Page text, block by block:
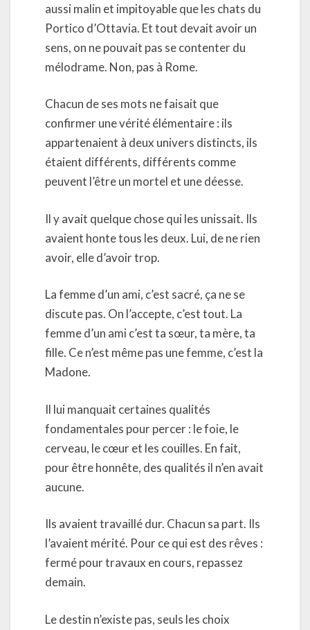
aussi malin et impitoyable que les chats du
Portico d’Ottavia. Et tout devait avoir un
sens, on ne pouvait pas se contenter du
mélodrame. Non, pas à Rome.
Chacun de ses mots ne faisait que
confirmer une vérité élémentaire : ils
appartenaient à deux univers distincts, ils
étaient différents, différents comme
peuvent l’être un mortel et une déesse.
Il y avait quelque chose qui les unissait. Ils
avaient honte tous les deux. Lui, de ne rien
avoir, elle d’avoir trop.
La femme d’un ami, c’est sacré, ça ne se
discute pas. On l’accepte, c’est tout. La
femme d’un ami c’est ta sœur, ta mère, ta
fille. Ce n’est même pas une femme, c’est la
Madone.
Il lui manquait certaines qualités
fondamentales pour percer : le foie, le
cerveau, le cœur et les couilles. En fait,
pour être honnête, des qualités il n’en avait
aucune.
Ils avaient travaillé dur. Chacun sa part. Ils
l’avaient mérité. Pour ce qui est des rêves :
fermé pour travaux en cours, repassez
demain.
Le destin n’existe pas, seuls les choix